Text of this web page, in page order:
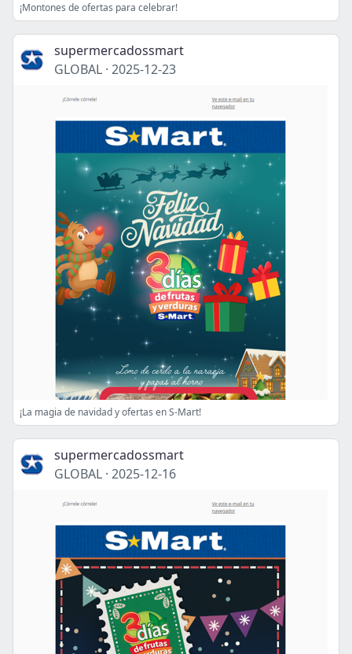
¡Montones de ofertas para celebrar!
supermercadossmart
GLOBAL · 2025-12-23
¡La magia de navidad y ofertas en S-Mart!
supermercadossmart
GLOBAL · 2025-12-16